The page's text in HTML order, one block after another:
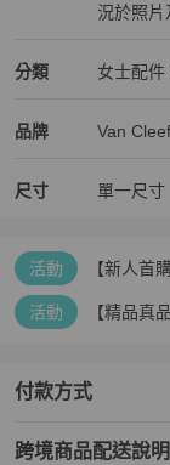
況於照片
分類
Van Cleef & Arpels
女士配件
品牌
Van Cleef & Arpels
Van
Van Cleef & Arpels
尺寸 單一尺寸
活動 【新人首
活動 【精品真
付款方式
跨境商品配送說明